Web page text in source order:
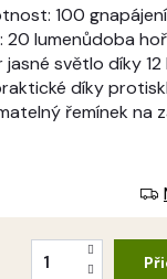
100
lumenůdoba
světlo díky 12
díky
řemínek na